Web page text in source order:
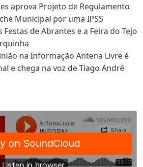
aprova Projeto de Regulamento
Municipal por uma IPSS
de Abrantes e a Feira do Tejo
na Informação Antena Livre é
e chega na voz de Tiago André